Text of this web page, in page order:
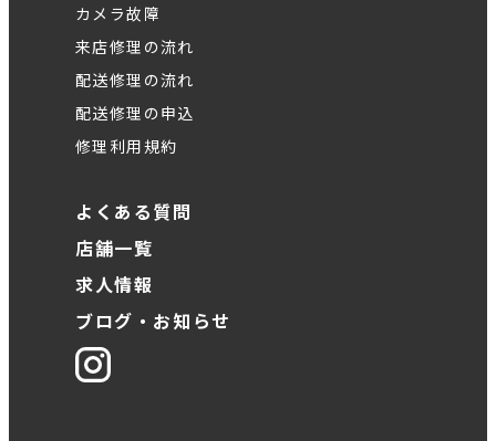
カメラ故障
来店修理の流れ
配送修理の流れ
配送修理の申込
修理利用規約
よくある質問
店舗一覧
求人情報
ブログ・お知らせ